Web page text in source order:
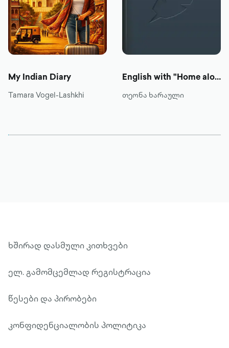
My Indian Diary
Tamara Vogel-Lashkhi
English with "Home alone 2"
თეონა ხარაული
ხშირად დასმული კითხვები
ელ. გამომცემლად რეგისტრაცია
წესები და პირობები
კონფიდენციალობის პოლიტიკა